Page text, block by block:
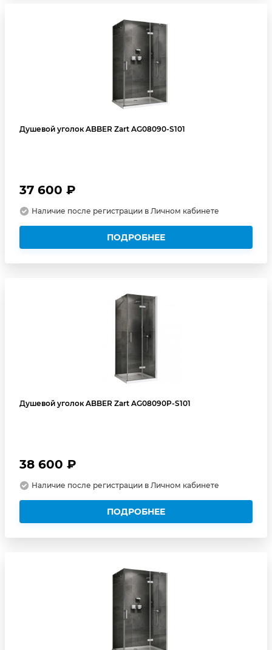
Душевой уголок ABBER Zart AG08090-S101
37 600 ₽
Наличие после регистрации в Личном кабинете
ПОДРОБНЕЕ
Душевой уголок ABBER Zart AG08090P-S101
38 600 ₽
Наличие после регистрации в Личном кабинете
ПОДРОБНЕЕ